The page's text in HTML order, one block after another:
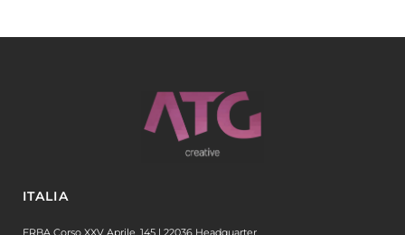
ITALIA
ERBA Corso XXV Aprile, 145 | 22036 Headquarter